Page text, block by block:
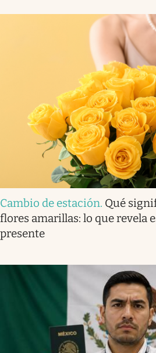
Cambio de estación. Qué
flores amarillas: lo que revela
presente